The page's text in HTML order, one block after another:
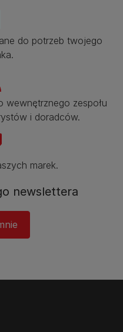
do potrzeb twojego
wewnętrznego zespołu
i doradców.​
marek.​
newslettera​